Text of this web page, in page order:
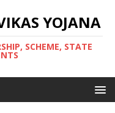
YOJANA
SCHEME, STATE